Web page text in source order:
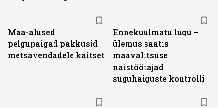
Maa-alused
pelgupaigad pakkusid
metsavendadele kaitset
Ennekuulmatu lugu –
ülemus saatis
maavalitsuse
naistöötajad
suguhaiguste kontrolli